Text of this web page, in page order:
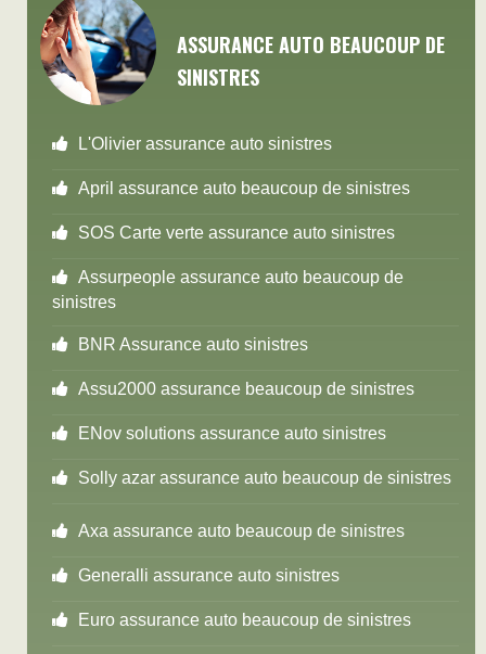
ASSURANCE AUTO BEAUCOUP DE
SINISTRES
L'Olivier assurance auto sinistres
April assurance auto beaucoup de sinistres
SOS Carte verte assurance auto sinistres
Assurpeople assurance auto beaucoup de
sinistres
BNR Assurance auto sinistres
Assu2000 assurance beaucoup de sinistres
ENov solutions assurance auto sinistres
Solly azar assurance auto beaucoup de sinistres
Axa assurance auto beaucoup de sinistres
Generalli assurance auto sinistres
Euro assurance auto beaucoup de sinistres